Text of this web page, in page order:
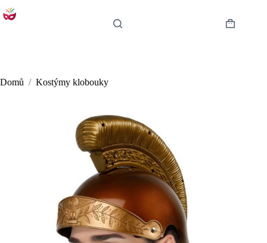
to
Shopping
Domů / Kostýmy klobouky